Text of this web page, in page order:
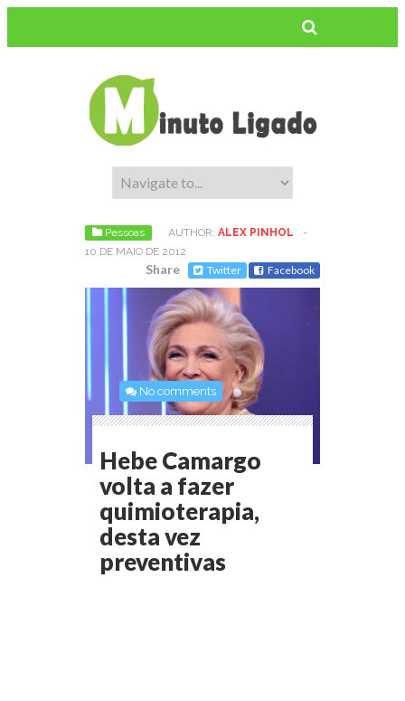
Pessoas AUTHOR: ALEX PINHOL
-
10 DE MAIO DE 2012
Share Twitter Facebook
No comments
Hebe Camargo
volta a fazer
quimioterapia,
desta vez
preventivas